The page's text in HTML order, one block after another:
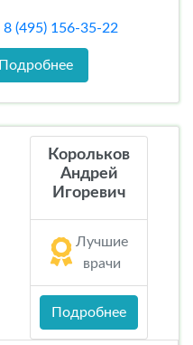
8 (495) 156-35-22
Подробнее
Корольков
Андрей
Игоревич
Лучшие
врачи
Подробнее